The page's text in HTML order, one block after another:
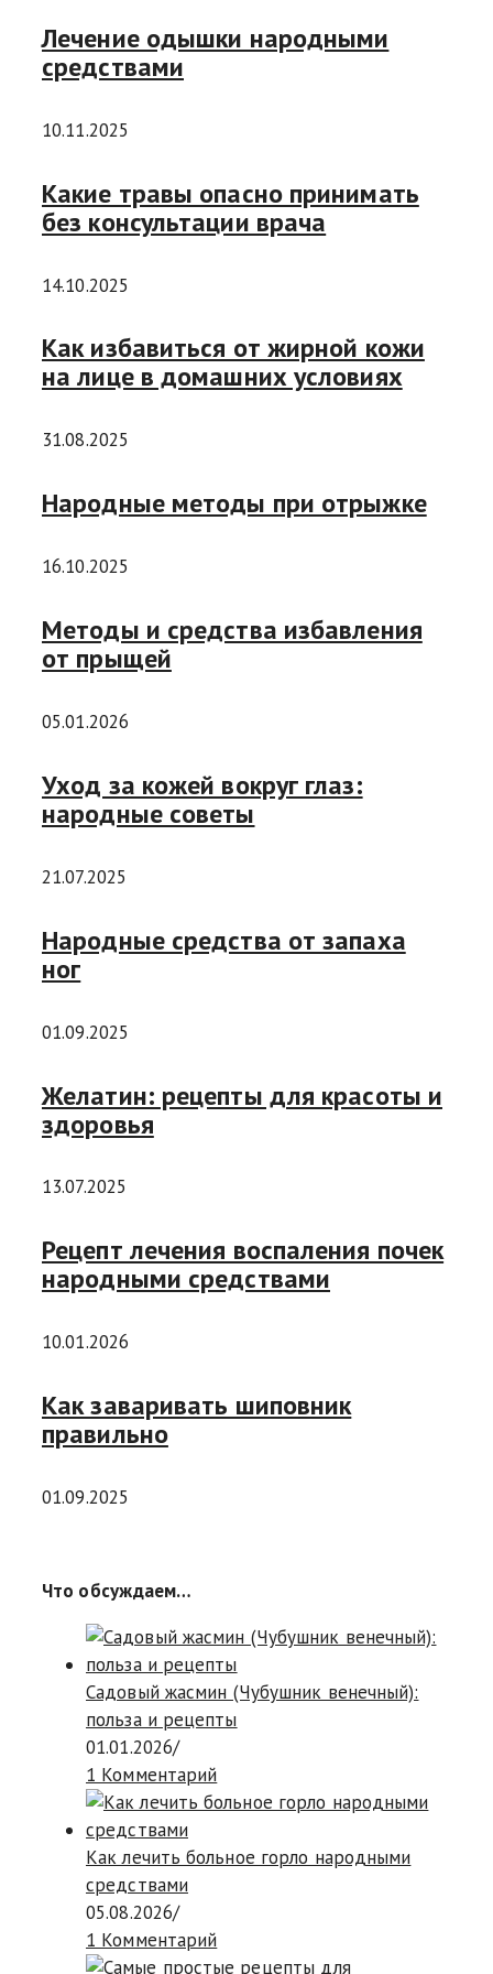
Лечение одышки народными
средствами
10.11.2025
Какие травы опасно принимать
без консультации врача
14.10.2025
Как избавиться от жирной кожи
на лице в домашних условиях
31.08.2025
Народные методы при отрыжке
16.10.2025
Методы и средства избавления
от прыщей
05.01.2026
Уход за кожей вокруг глаз:
народные советы
21.07.2025
Народные средства от запаха
ног
01.09.2025
Желатин: рецепты для красоты и
здоровья
13.07.2025
Рецепт лечения воспаления почек
народными средствами
10.01.2026
Как заваривать шиповник
правильно
01.09.2025
Что обсуждаем…
Садовый жасмин (Чубушник венечный):
польза и рецепты
01.01.2026/
1 Комментарий
Как лечить больное горло народными
средствами
05.08.2026/
1 Комментарий